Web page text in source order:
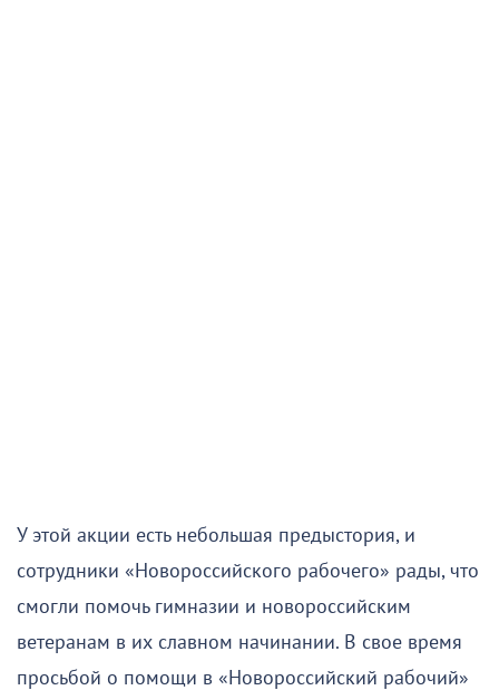
У этой акции есть небольшая предыстория, и
сотрудники «Новороссийского рабочего» рады, что
смогли помочь гимназии и новороссийским
ветеранам в их славном начинании. В свое время
просьбой о помощи в «Новороссийский рабочий»